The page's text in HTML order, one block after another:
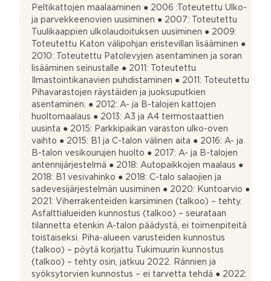
Peltikattojen maalaaminen ● 2006 :Toteutettu Ulko-
ja parvekkeenovien uusiminen ● 2007: Toteutettu
Tuulikaappien ulkolaudoituksen uusiminen ● 2009:
Toteutettu Katon välipohjan eristevillan lisääminen ●
2010: Toteutettu Patolevyjen asentaminen ja soran
lisääminen seinustalle ● 2011: Toteutettu
Ilmastointikanavien puhdistaminen ● 2011: Toteutettu
Pihavarastojen räystäiden ja juoksuputkien
asentaminen. ● 2012: A- ja B-talojen kattojen
huoltomaalaus ● 2013: A3 ja A4 termostaattien
uusinta ● 2015: Parkkipaikan varaston ulko-oven
vaihto ● 2015: B1 ja C-talon välinen aita ● 2016: A- ja
B-talon vesikourujen huolto ● 2017: A- ja B-talojen
antennijärjestelmä ● 2018: Autopaikkojen maalaus ●
2018: B1 vesivahinko ● 2018: C-talo salaojien ja
sadevesijärjestelmän uusiminen ● 2020: Kuntoarvio ●
2021: Viherrakenteiden karsiminen (talkoo) – tehty.
Asfalttialueiden kunnostus (talkoo) – seurataan
tilannetta etenkin A-talon päädystä, ei toimenpiteitä
toistaiseksi. Piha-alueen varusteiden kunnostus
(talkoo) – pöytä korjattu Tukimuurin kunnostus
(talkoo) – tehty osin, jatkuu 2022. Rännien ja
syöksytorvien kunnostus – ei tarvetta tehdä ● 2022: